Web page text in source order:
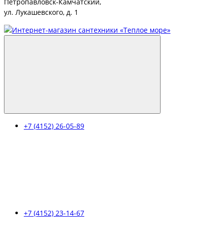
ул. Лукашевского, д. 1
+7 (4152) 26-05-89
+7 (4152) 23-14-67